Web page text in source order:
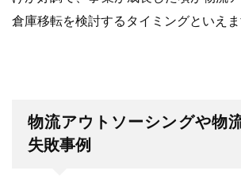
倉庫移転を検討するタイミングといえま
物流アウトソーシングや物
失敗事例